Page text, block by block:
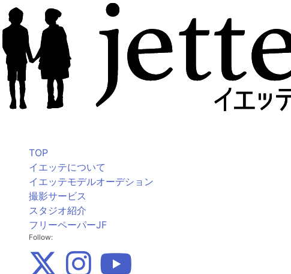
TOP
イエッテについて
イエッテモデルオーデション
撮影サービス
スタジオ紹介
フリーペーパーJF
Follow: